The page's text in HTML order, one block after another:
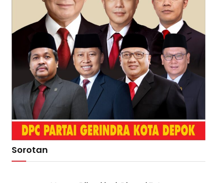
Sorotan